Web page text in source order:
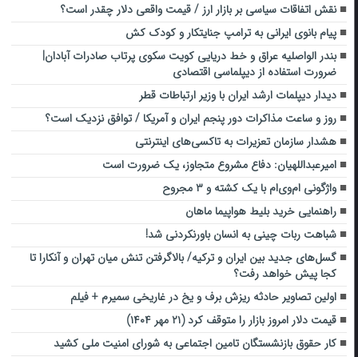
نقش اتفاقات سیاسی بر بازار ارز / قیمت واقعی دلار چقدر است؟
پیام بانوی ایرانی به ترامپ جنایتکار و کودک کش
بندر الواصلیه عراق و خط دریایی کویت سکوی پرتاب صادرات آبادان|
ضرورت استفاده از دیپلماسی اقتصادی
دیدار دیپلمات ارشد ایران با وزیر ارتباطات قطر
روز و ساعت مذاکرات دور‌ پنجم ایران و آمریکا / توافق نزدیک است؟
هشدار سازمان تعزیرات به تاکسی‌های اینترنتی
امیرعبداللهیان: دفاع مشروع متجاوز، یک ضرورت است
واژگونی ام‌وی‌ام با یک کشته و ۳ مجروح
راهنمایی خرید بلیط هواپیما ماهان
شباهت ربات چینی به انسان باورنکردنی شد!
گسل‌های جدید بین ایران و ترکیه/ بالاگرفتن تنش میان تهران و آنکارا تا
کجا پیش خواهد رفت؟
اولین تصاویر حادثه ریزش برف و یخ در غاریخی سمیرم + فیلم
قیمت دلار امروز بازار را متوقف کرد (۲۱ مهر ۱۴۰۴)
کار حقوق بازنشستگان تامین اجتماعی به شورای امنیت ملی کشید